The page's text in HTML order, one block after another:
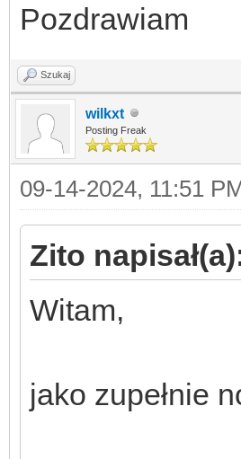
Pozdrawiam
Szukaj
wilkxt
Posting Freak
09-14-2024, 11:51
Zito
Witam,
jako zupełnie